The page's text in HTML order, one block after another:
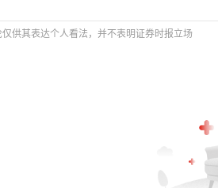
仅供其表达个人看法，并不表明证券时报立场